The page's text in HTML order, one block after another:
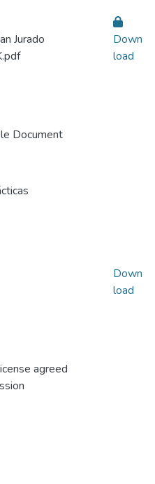
Jurado
Document
Down
load
agreed
Down
load